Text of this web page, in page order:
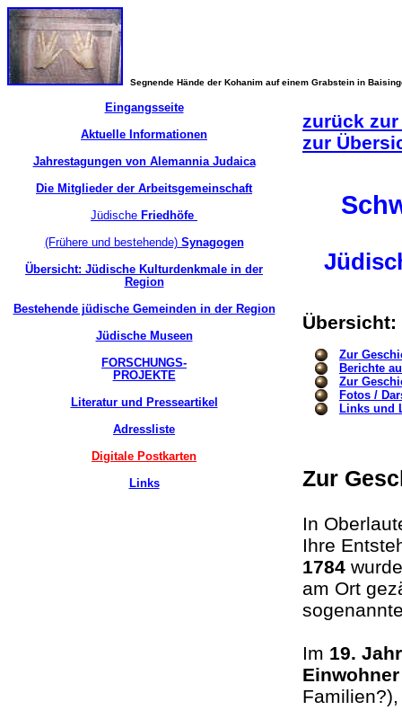
Segnende Hände der Kohanim auf einem Grabstein in
Eingangsseite
Aktuelle Informationen
Jahrestagungen von Alemannia Judaica
Die Mitglieder der Arbeitsgemeinschaft
Jüdische Friedhöfe
(Frühere und bestehende)Synagogen
Übersicht: Jüdische Kulturdenkmale in der
Region
Bestehende jüdische Gemeinden in der Region
Jüdische Museen
FORSCHUNGS-
PROJEKTE
Literatur und Presseartikel
Adressliste
Digitale Postkarten
Links
zurück
zur
Übersicht:
Zur
Berichte
Zur
Fotos /
Links und
Zur
In
Ihre
1784
am Ort
Im 19.
Einwohner